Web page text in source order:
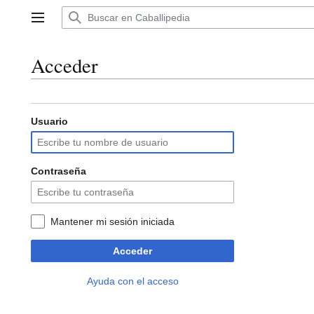
Menú principal
Acceder
Usuario
Contraseña
Mantener mi sesión iniciada
Acceder
Ayuda con el acceso